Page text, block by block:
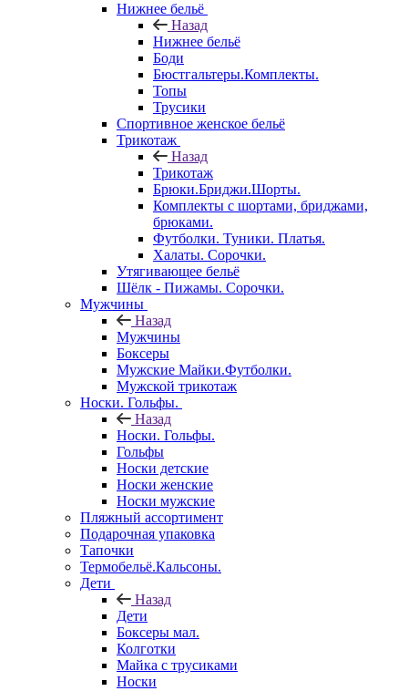
Нижнее бельё
Назад
Нижнее бельё
Боди
Бюстгальтеры.Комплекты.
Топы
Трусики
Спортивное женское бельё
Трикотаж
Назад
Трикотаж
Брюки.Бриджи.Шорты.
Комплекты с шортами, бриджами,
брюками.
Футболки. Туники. Платья.
Халаты. Сорочки.
Утягивающее бельё
Шёлк - Пижамы. Сорочки.
Мужчины
Назад
Мужчины
Боксеры
Мужские Майки.Футболки.
Мужской трикотаж
Носки. Гольфы.
Назад
Носки. Гольфы.
Гольфы
Носки детские
Носки женские
Носки мужские
Пляжный ассортимент
Подарочная упаковка
Тапочки
Термобельё.Кальсоны.
Дети
Назад
Дети
Боксеры мал.
Колготки
Майка с трусиками
Носки